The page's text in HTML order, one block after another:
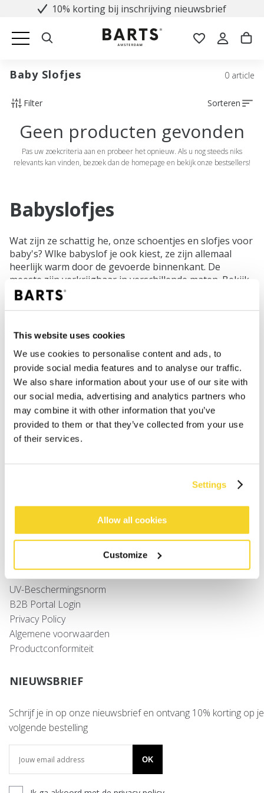
This website uses cookies
We use cookies to personalise content and ads, to
provide social media features and to analyse our traffic.
We also share information about your use of our site with
our social media, advertising and analytics partners who
may combine it with other information that you’ve
provided to them or that they’ve collected from your use
of their services.
Settings
Allow all cookies
Customize
10% korting bij inschrijving nieuwsbrief
Baby Slofjes 0 article
Filter Sorteren
Geen producten gevonden
Pas uw zoekcriteria aan en probeer het opnieuw. Als u nog steeds niks
relevants kan vinden, bezoek dan de homepage en bekijk onze bestsellers!
Babyslofjes
Wat zijn ze schattig he, onze schoentjes en slofjes voor
baby's? Wlke babyslof je ook kiest, ze zijn allemaal
heerlijk warm door de gevoerde binnenkant. De
meeste zijn verkrijgbaar in verschillende maten. Bekijk
op de pagina van het product voor welke leeftijd de
SHOP
Dames
Heren
Meisjes
Jongens
Verzenden
Retourneren
UV-Beschermingsnorm
B2B Portal Login
Privacy Policy
Algemene voorwaarden
Productconformiteit
NIEUWSBRIEF
Schrijf je in op onze nieuwsbrief en ontvang 10% korting op je
volgende bestelling
OK